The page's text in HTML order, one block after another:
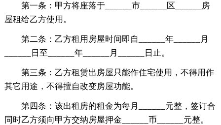
第一条：甲方将座落于______市______区______房
屋租给乙方使用。
第二条：乙方租用房屋时间即自______年______月
______日至______年______月______日止。
第三条：乙方租赁出房屋只能作住宅使用，不得用作
其它用途，不得擅自改变房屋功能。
第四条：该出租房的租金为每月______元整，签订合
同时乙方须向甲方交纳房屋押金______币______元整。